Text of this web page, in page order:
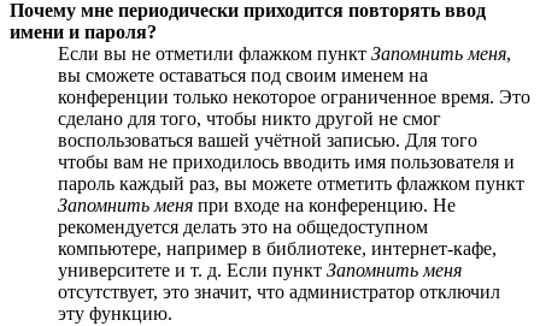
Почему мне периодически приходится повторять ввод
имени и пароля?
Если вы не отметили флажком пункт Запомнить меня,
вы сможете оставаться под своим именем на
конференции только некоторое ограниченное время. Это
сделано для того, чтобы никто другой не смог
воспользоваться вашей учётной записью. Для того
чтобы вам не приходилось вводить имя пользователя и
пароль каждый раз, вы можете отметить флажком пункт
Запомнить меня при входе на конференцию. Не
рекомендуется делать это на общедоступном
компьютере, например в библиотеке, интернет-кафе,
университете и т. д. Если пункт Запомнить меня
отсутствует, это значит, что администратор отключил
эту функцию.